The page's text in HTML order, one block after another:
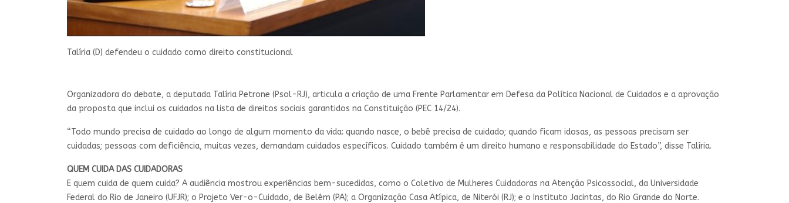
Talíria (D) defendeu o cuidado como direito constitucional
Organizadora do debate, a deputada Talíria Petrone (Psol-RJ), articula a criação de uma Frente Parlamentar em Defesa da Política Nacional de Cuidados e a aprovação
da proposta que inclui os cuidados na lista de direitos sociais garantidos na Constituição (PEC 14/24).
“Todo mundo precisa de cuidado ao longo de algum momento da vida: quando nasce, o bebê precisa de cuidado; quando ficam idosas, as pessoas precisam ser
cuidadas; pessoas com deficiência, muitas vezes, demandam cuidados específicos. Cuidado também é um direito humano e responsabilidade do Estado”, disse Talíria.
QUEM CUIDA DAS CUIDADORAS
E quem cuida de quem cuida? A audiência mostrou experiências bem-sucedidas, como o Coletivo de Mulheres Cuidadoras na Atenção Psicossocial, da Universidade
Federal do Rio de Janeiro (UFJR); o Projeto Ver-o-Cuidado, de Belém (PA); a Organização Casa Atípica, de Niterói (RJ); e o Instituto Jacintas, do Rio Grande do Norte.